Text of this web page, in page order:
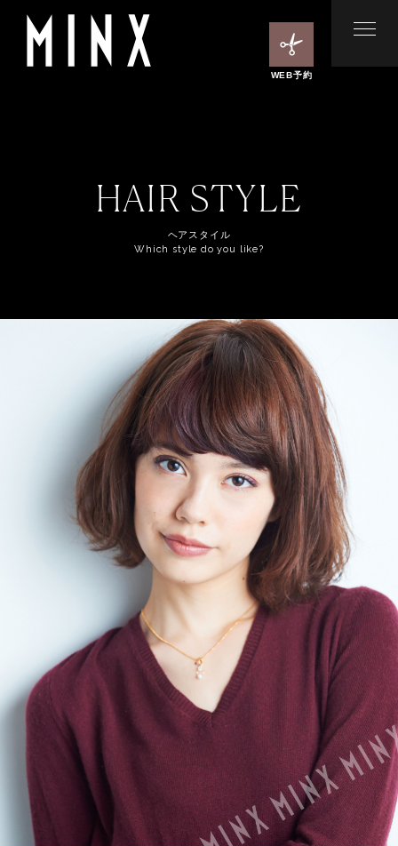
WEB予約
HAIR STYLE
ヘアスタイル
Which style do you like?